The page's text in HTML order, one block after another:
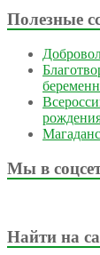
Полезные
Мы в
Найти на